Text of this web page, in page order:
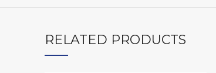
RELATED PRODUCTS